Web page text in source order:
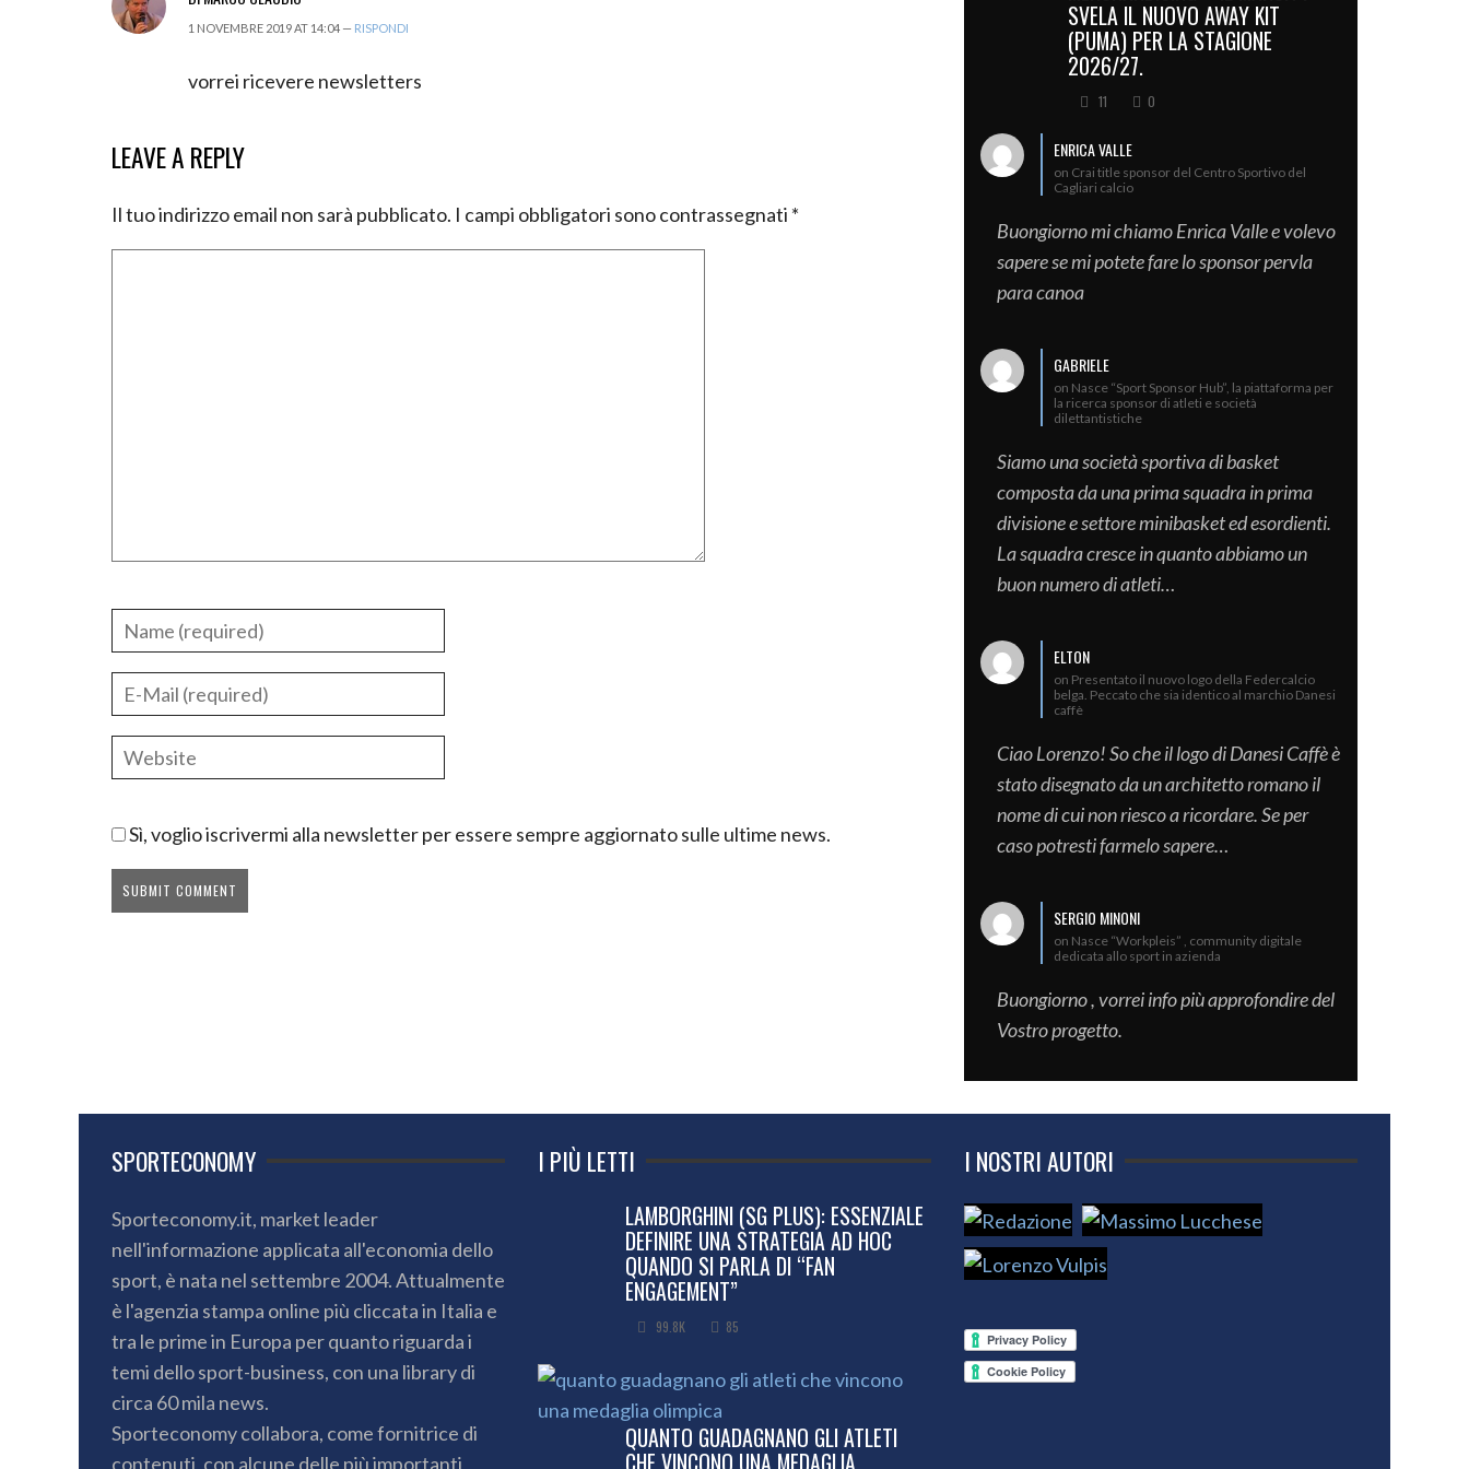
1 NOVEMBRE 2019 AT 14:04 — RISPONDI
vorrei ricevere newsletters
LEAVE A REPLY
Il tuo indirizzo email non sarà pubblicato. I campi obbligatori sono contrassegnati *
Sì, voglio iscrivermi alla newsletter per essere sempre aggiornato sulle ultime news.
SVELA IL NUOVO AWAY KIT
(PUMA) PER LA STAGIONE
2026/27.
11 0
ENRICA VALLE
on Crai title sponsor del Centro Sportivo del
Cagliari calcio
Buongiorno mi chiamo Enrica Valle e volevo
sapere se mi potete fare lo sponsor pervla
para canoa
GABRIELE
on Nasce “Sport Sponsor Hub”, la piattaforma per
la ricerca sponsor di atleti e società
dilettantistiche
Siamo una società sportiva di basket
composta da una prima squadra in prima
divisione e settore minibasket ed esordienti.
La squadra cresce in quanto abbiamo un
buon numero di atleti…
ELTON
on Presentato il nuovo logo della Federcalcio
belga. Peccato che sia identico al marchio Danesi
caffè
Ciao Lorenzo! So che il logo di Danesi Caffè è
stato disegnato da un architetto romano il
nome di cui non riesco a ricordare. Se per
caso potresti farmelo sapere…
SERGIO MINONI
on Nasce “Workpleis” , community digitale
dedicata allo sport in azienda
Buongiorno , vorrei info più approfondire del
Vostro progetto.
SPORTECONOMY
Sporteconomy.it, market leader
nell'informazione applicata all'economia dello
sport, è nata nel settembre 2004. Attualmente
è l'agenzia stampa online più cliccata in Italia e
tra le prime in Europa per quanto riguarda i
temi dello sport-business, con una library di
circa 60 mila news.
Sporteconomy collabora, come fornitrice di
contenuti, con alcune delle più importanti
I PIÙ LETTI
LAMBORGHINI (SG PLUS): ESSENZIALE
DEFINIRE UNA STRATEGIA AD HOC
QUANDO SI PARLA DI “FAN
ENGAGEMENT”
99.8K 85
QUANTO GUADAGNANO GLI ATLETI
CHE VINCONO UNA MEDAGLIA
I NOSTRI AUTORI